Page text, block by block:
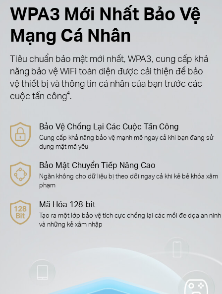
WPA3 Mới Nhất Bảo Vệ
Mạng Cá Nhân
Tiêu chuẩn bảo mật mới nhất, WPA3, cung cấp khả
năng bảo vệ WiFi toàn diện được cải thiện để bảo
vệ thiết bị và thông tin cá nhân của bạn trước các
cuộc tấn công4
Bảo Vệ Chống Lại Các Cuộc Tấn Công
Cung cấp khả năng bảo vệ mạnh mẽ ngay cả khi bạn đang sử
dụng mật mã yếu
Bảo Mật Chuyển Tiếp Nâng Cao
Ngăn không cho dữ liệu bị theo dõi ngay cả khi kẻ bẻ khóa xâm
phạm
Mã Hóa 128-bit
Tạo ra một lớp bảo vệ tích cực chống lại các mối đe dọa an ninh
và những kẻ xâm nhập